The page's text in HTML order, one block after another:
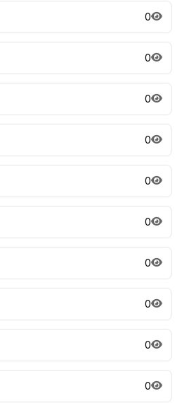
0
0
0
0
0
0
0
0
0
0